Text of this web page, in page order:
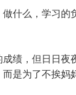
什么，学习的
，但日日夜
是为了不挨妈